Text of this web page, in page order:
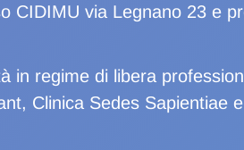
CIDIMU via Legnano 23 e
in regime di libera
Clinica Sedes Sapientiae